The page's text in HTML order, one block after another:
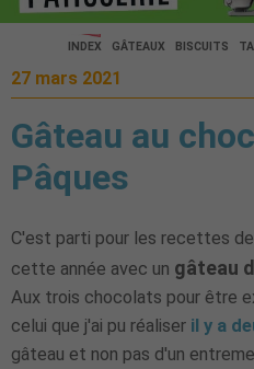
INDEX GÂTEAUX BISCUITS
27 mars 2021
Gâteau au
Pâques
C'est parti pour les recettes
cette année avec un gâteau
Aux trois chocolats pour être
celui que j'ai pu réaliser il y a
gâteau et non pas d'un